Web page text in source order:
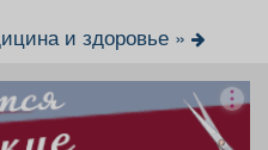
и здоровье »